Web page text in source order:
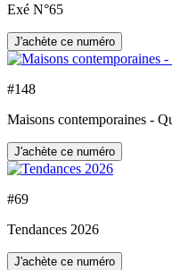
Exé N°65
J'achète ce numéro
#148
Maisons contemporaines -
J'achète ce numéro
#69
Tendances 2026
J'achète ce numéro